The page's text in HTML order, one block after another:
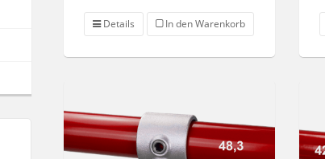
Details In den Warenkorb